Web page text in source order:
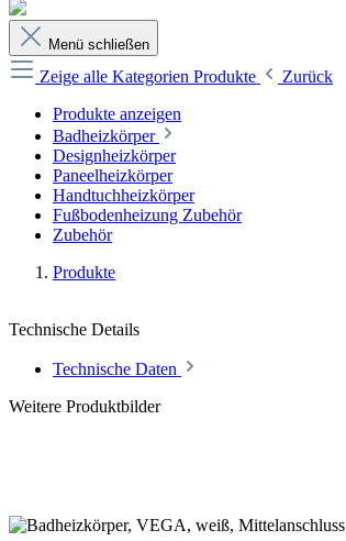
Menü schließen
Zeige alle Kategorien Produkte
Zurück
Produkte anzeigen
Badheizkörper
Designheizkörper
Paneelheizkörper
Handtuchheizkörper
Fußbodenheizung Zubehör
Zubehör
Produkte
Technische Details
Technische Daten
Weitere Produktbilder